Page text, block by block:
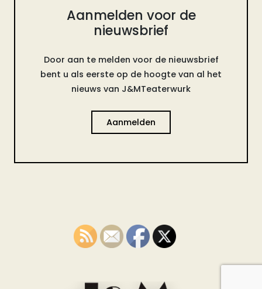
Aanmelden voor de
nieuwsbrief
Door aan te melden voor de nieuwsbrief
bent u als eerste op de hoogte van al het
nieuws van J&MTeaterwurk
Aanmelden